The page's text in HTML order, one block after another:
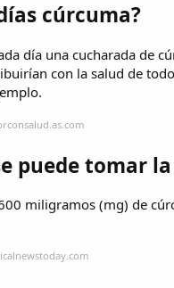
cúrcuma?
día una cucharada de
con la salud de
puede tomar
miligramos (mg) de